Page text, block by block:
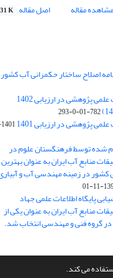
می کند.
مشاهده مقاله
اصل مقاله K
اصلاح ساختار حکمرانی آب کشور
کسب رتبه الف مجلات علمی پژوهشی در ارزیابی 1402
782-01-0-293
پژوهشی در ارزیابی 1401
شده توسط فرهنگستان علوم در
تحقیقات منابع آب ایران به عنوان بهترین
در زمینه مهندسی آب و
1397-
پایگاه اطلاعات علمی جهاد
منابع آب ایران به عنوان یکی از
گروه فنی و مهندسی انتخاب شد.